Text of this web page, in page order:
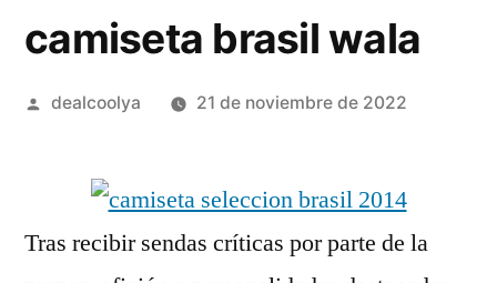
camiseta brasil wala
Publicado
dealcoolya 21 de noviembre de 2022
Tras recibir sendas críticas por parte de la